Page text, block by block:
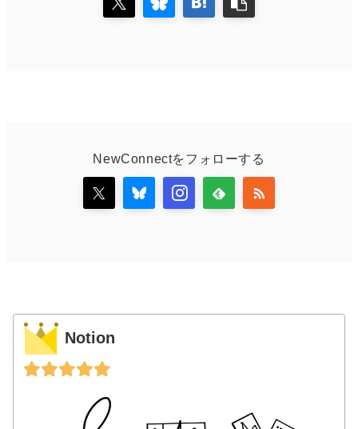
NewConnectをフォローする
Notion